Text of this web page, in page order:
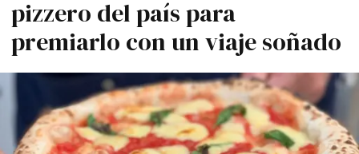
pizzero del país para
premiarlo con un viaje soñado